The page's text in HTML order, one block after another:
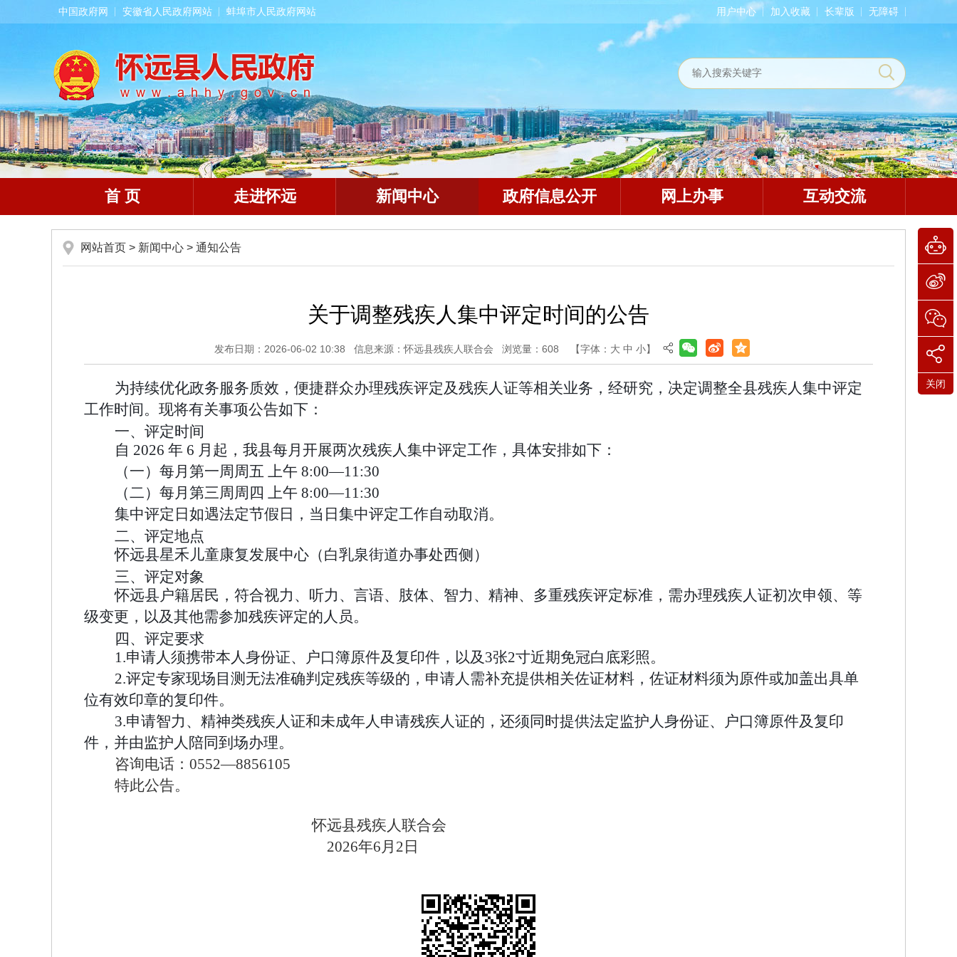
中国政府网 安徽省人民政府网站 蚌埠市人民政府网站 用户中心 加入收藏 长辈版 无障碍
首 页 走进怀远 新闻中心 政府信息公开 网上办事 互动交流
网站首页 > 新闻中心 > 通知公告
关于调整残疾人集中评定时间的公告
发布日期：2026-06-02 10:38 信息来源：怀远县残疾人联合会 浏览量： 608 【字体： 大 中 小】
为持续优化政务服务质效，便捷群众办理残疾评定及残疾人证等相关业务，经研究，决定调整全县残疾人集中评定
工作时间。现将有关事项公告如下：
一、评定时间
自 2026 年 6 月起，我县每月开展两次残疾人集中评定工作，具体安排如下：
（一）每月第一周周五 上午8:00—11:30
（二）每月第三周周四 上午8:00—11:30
集中评定日如遇法定节假日，当日集中评定工作自动取消。
二、评定地点
怀远县星禾儿童康复发展中心（白乳泉街道办事处西侧 ）
三、评定对象
怀远县户籍居民， 符合视力、听力、言语、肢体、智力、精神、多重残疾评定标准，需办理残疾人证初次申领、等
级变更， 以及其他需参加残疾评定的人员。
四、评定要求
1.申请人须携带本人身份证、户口簿原件及复印件， 以及 3张2寸近期免冠白底彩照。
2.评定专家现场目测无法准确判定残疾等级的，申请人需补充提供相关佐证材料， 佐证材料须为原件或加盖出具单
位有效印章的复印件。
3.申请智力、精神类残疾人证和未成年人申请残疾人证的，还须同时提供法定监护人身份证、户口簿原件及复印
件，并由监护人陪同到场办理。
咨询电话： 0552—8856105
特此公告。
怀远县残疾人联合会
2026年6月 2 日
关闭